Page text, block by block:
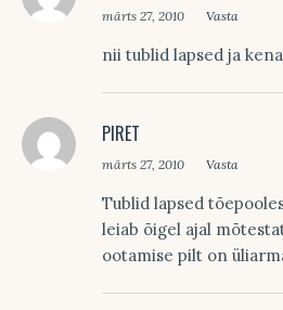
märts 27, 2010 Vasta
nii tublid lapsed ja
PIRET
märts 27, 2010 Vasta
Tublid lapsed
leiab õigel ajal
ootamise pilt on